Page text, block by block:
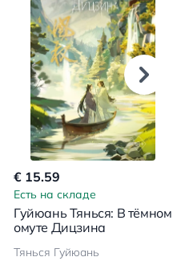
€ 15.59
Есть на складе
Гуйюань Тянься: В тёмном
омуте Дицзина
Тянься Гуйюань